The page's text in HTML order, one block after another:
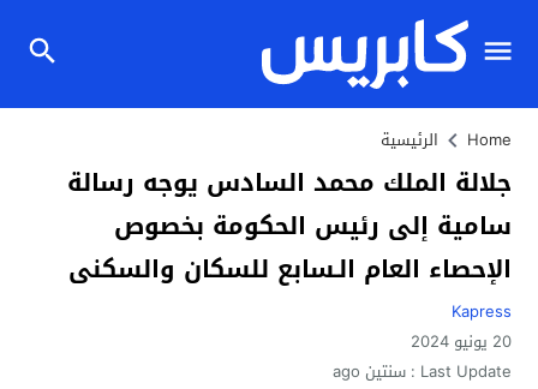
Home الرئيسية
جلالة الملك محمد السادس يوجه رسالة
سامية إلى رئيس الحكومة بخصوص
الإحصاء العام الـسابع للسكان والسكنى
Kapress
20 يونيو 2024
Last Update : سنتين ago